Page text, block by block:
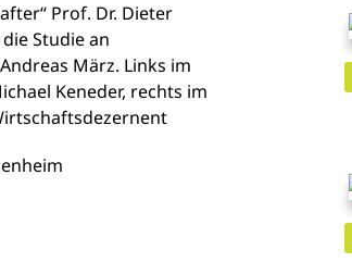
Prof. Dr. Dieter
Studie an
März. Links im
Keneder, rechts im